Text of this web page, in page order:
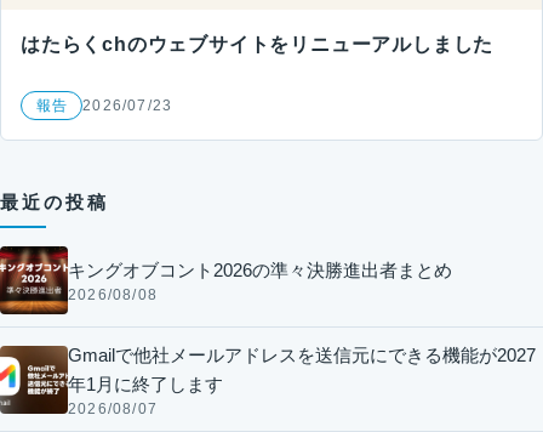
はたらくchのウェブサイトをリニューアルしました
報告 2026/07/23
最近の投稿
キングオブコント2026の準々決勝進出者まとめ
2026/08/08
Gmailで他社メールアドレスを送信元にできる機能が2027
年1月に終了します
2026/08/07